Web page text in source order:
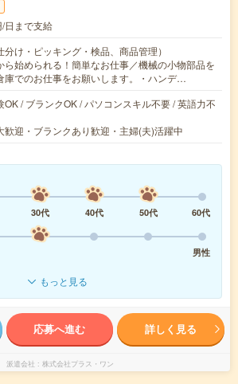
日まで支給
分け・ピッキング・検品、商品管理）
ら始められる！簡単なお仕事／機械の小物部品を
庫でのお仕事をお願いします。・ハンデ…
OK / ブランクOK / パソコンスキル不要 / 英語力不
歓迎・ブランクあり歓迎・主婦(夫)活躍中
30代 40代 50代
60代
男性
もっと見る
応募へ進む 詳しく見る
派遣会社 株式会社プラス・ワン